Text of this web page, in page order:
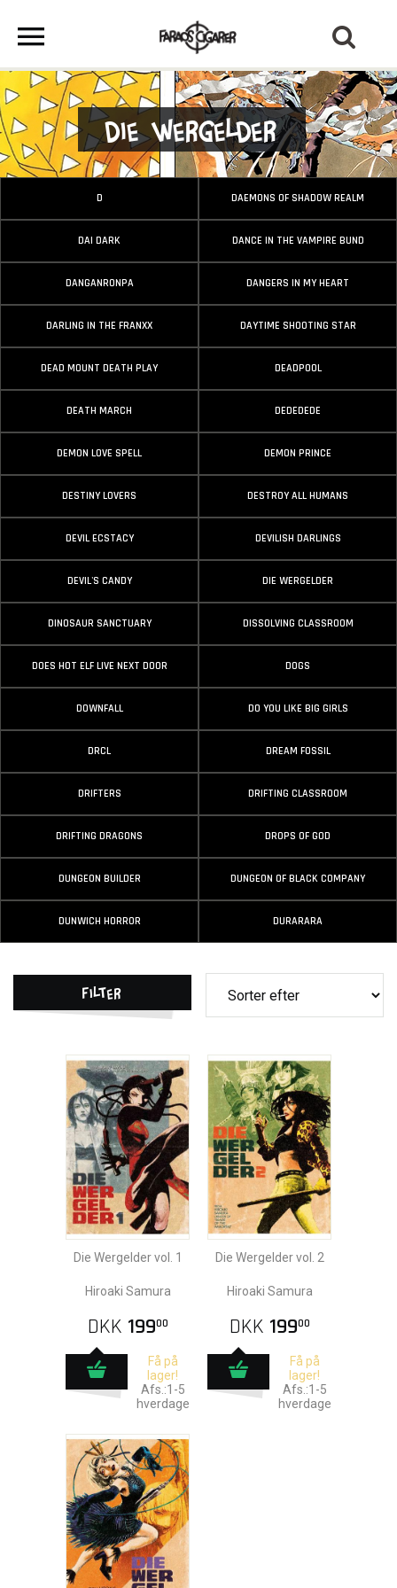
Die Wergelder
D DAEMONS OF SHADOW REALM
DAI DARK DANCE IN THE VAMPIRE BUND
DANGANRONPA DANGERS IN MY HEART
DARLING IN THE FRANXX DAYTIME SHOOTING STAR
DEAD MOUNT DEATH PLAY DEADPOOL
DEATH MARCH DEDEDEDE
DEMON LOVE SPELL DEMON PRINCE
DESTINY LOVERS DESTROY ALL HUMANS
DEVIL ECSTACY DEVILISH DARLINGS
DEVIL'S CANDY DIE WERGELDER
DINOSAUR SANCTUARY DISSOLVING CLASSROOM
DOES HOT ELF LIVE NEXT DOOR DOGS
DOWNFALL DO YOU LIKE BIG GIRLS
DRCL DREAM FOSSIL
DRIFTERS DRIFTING CLASSROOM
DRIFTING DRAGONS DROPS OF GOD
DUNGEON BUILDER DUNGEON OF BLACK COMPANY
DUNWICH HORROR DURARARA
Filter
Die Wergelder vol. 1
Hiroaki Samura
DKK 19900
Få på
lager!
Afs.:1-5
hverdage
Die Wergelder vol. 2
Hiroaki Samura
DKK 19900
Få på
lager!
Afs.:1-5
hverdage